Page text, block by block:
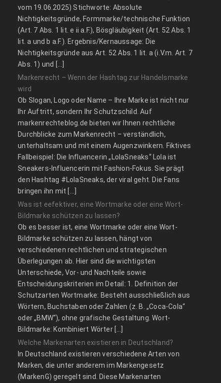
vom 19.06.2025) Stichworte: Absolute
Nichtigkeitsgründe, Formmarke/technische Funktion
(Art. 7 Abs. 1 lit. e ii a.F.), Bösgläubigkeit (Art. 52 Abs. 1
lit. a und b a.F.). Ergebnis/Kernaussage: Die
Nichtigkeitsgründe aus Art. 52 Abs. 1 lit. a (i.V.m. Art. 7
Abs. 1) und […]
Markenrecht – Wenn der Hashtag zur Handelsmarke
wird
Ob Slogan, Logo oder Name – Ihre Marke ist nicht nur
Ihr Auftritt, sondern Ihr Schutzschild. Auf
markenrechteblog.de bieten wir Ihnen rechtliche
Durchblicke zum Markenrecht – verständlich,
unterhaltsam und mit einem Augenzwinkern. Fiktives
Fallbeispiel: Die Influencerin „LolaSneaks“ Lola ist
Sneakers-Influencerin mit Fashion-Fokus. Sie prägt
den Hashtag #LolaSneaks, der viral geht. Die Fans
bringen ihn mit […]
Was ist eefektiver, eine Wortmarke oder eine Wort-
Bildmarke schützen zu lassen?
Ob es besser ist, eine Wortmarke oder eine Wort-
Bildmarke schützen zu lassen, hängt von
verschiedenen rechtlichen und strategischen
Überlegungen ab. Hier sind die wichtigsten
Unterschiede, Vor- und Nachteile sowie
Entscheidungskriterien im Detail: 1. Definition der
Schutzarten Wortmarke: Besteht ausschließlich aus
Wörtern, Buchstaben oder Zahlen (z. B. „Coca-Cola“
oder „BMW“), ohne grafische Gestaltung. Wort-
Bildmarke: Kombiniert Wörter […]
Welche Markenarten existieren in Deutschland?
In Deutschland existieren verschiedene Arten von
Marken, die unter anderem im Markengesetz
(MarkenG) geregelt sind. Diese Markenarten